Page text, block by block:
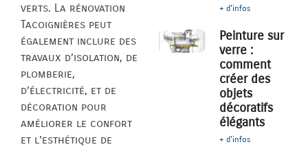
verts. La rénovation
Tacoignières peut
également inclure des
travaux d’isolation, de
plomberie,
d’électricité, et de
décoration pour
améliorer le confort
et l’esthétique de
+ d'infos
Peinture sur
verre :
comment
créer des
objets
décoratifs
élégants
+ d'infos